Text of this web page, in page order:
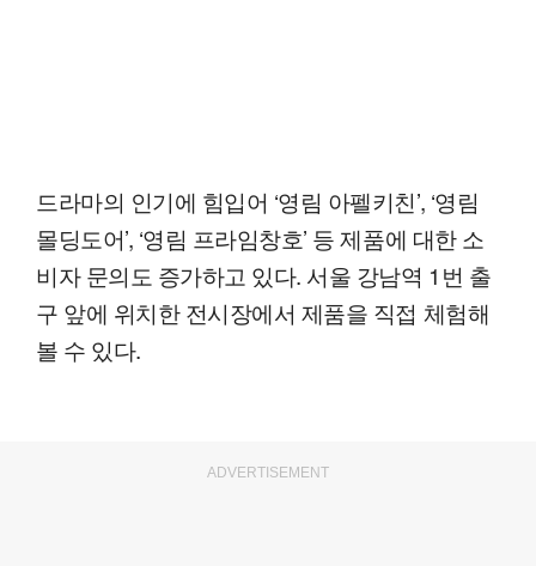
드라마의 인기에 힘입어 ‘영림 아펠키친’, ‘영림
몰딩도어’, ‘영림 프라임창호’ 등 제품에 대한 소
비자 문의도 증가하고 있다. 서울 강남역 1번 출
구 앞에 위치한 전시장에서 제품을 직접 체험해
볼 수 있다.
ADVERTISEMENT